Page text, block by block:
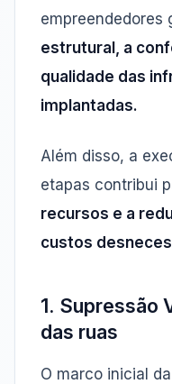
empreendedores
estrutural, a
qualidade das
implantadas.
Além disso, a
etapas contribui
recursos e a
custos
1. Supressão
das ruas
O marco inicial da